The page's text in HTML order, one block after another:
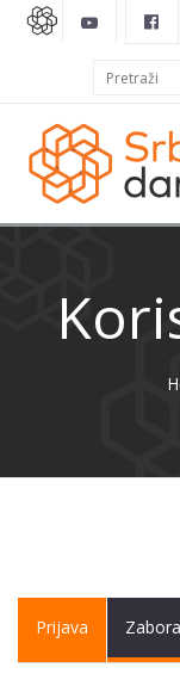
Prijava (active